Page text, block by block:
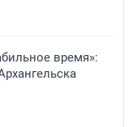
время»: